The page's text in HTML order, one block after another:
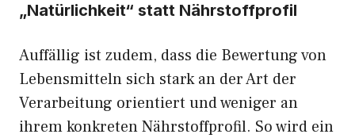
„Natürlichkeit“ statt Nährstoffprofil
Auffällig ist zudem, dass die Bewertung von
Lebensmitteln sich stark an der Art der
Verarbeitung orientiert und weniger an
ihrem konkreten Nährstoffprofil. So wird ein